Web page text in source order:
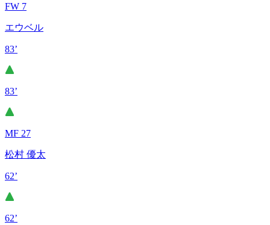
FW 7
エウベル
83’
83’
MF 27
松村 優太
62’
62’